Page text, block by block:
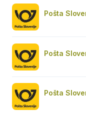
Pošta
Pošta
Pošta